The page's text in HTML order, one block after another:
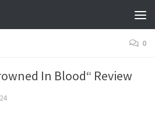
0
In Blood“ Review